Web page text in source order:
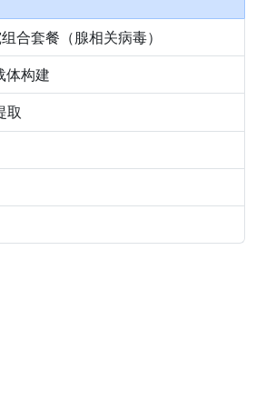
合套餐（腺相关病毒）
体构建
取